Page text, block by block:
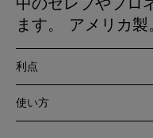
ます。 アメリカ製。
利点
使い方